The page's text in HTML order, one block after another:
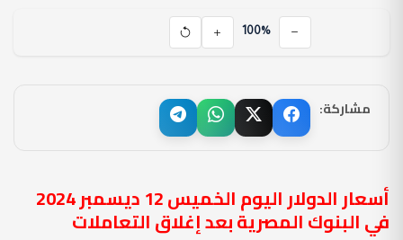
100%
مشاركة:
أسعار الدولار اليوم الخميس 12 ديسمبر 2024
في البنوك المصرية بعد إغلاق التعاملات